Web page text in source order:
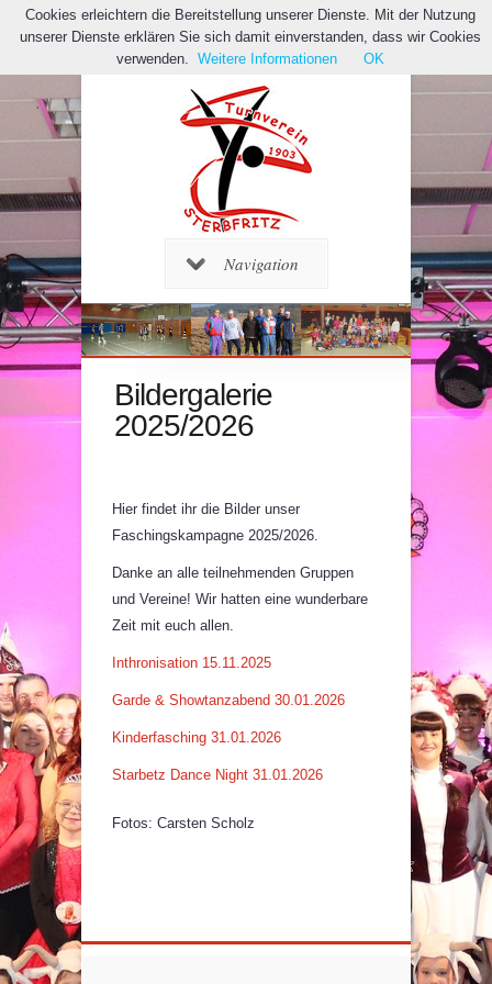
Navigation
Bildergalerie
2025/2026
Hier findet ihr die Bilder unser
Faschingskampagne 2025/2026.
Danke an alle teilnehmenden Gruppen
und Vereine! Wir hatten eine wunderbare
Zeit mit euch allen.
Inthronisation 15.11.2025
Garde & Showtanzabend 30.01.2026
Kinderfasching 31.01.2026
Starbetz Dance Night 31.01.2026
Fotos: Carsten Scholz
Cookies erleichtern die Bereitstellung unserer Dienste. Mit der Nutzung
unserer Dienste erklären Sie sich damit einverstanden, dass wir Cookies
verwenden. Weitere Informationen OK